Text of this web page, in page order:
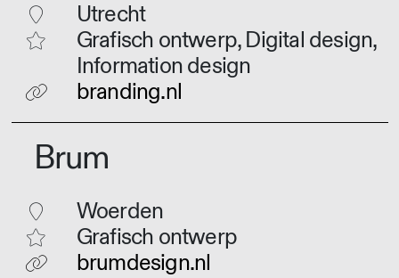
Utrecht
Grafisch ontwerp, Digital design,
Information design
branding.nl
Brum
Woerden
Grafisch ontwerp
brumdesign.nl